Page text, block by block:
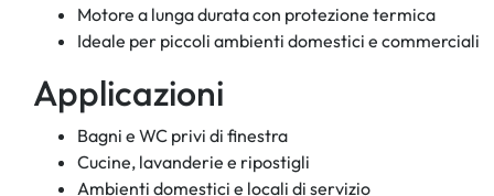
Motore a lunga durata con protezione termica
Ideale per piccoli ambienti domestici e commerciali
Applicazioni
Bagni e WC privi di finestra
Cucine, lavanderie e ripostigli
Ambienti domestici e locali di servizio